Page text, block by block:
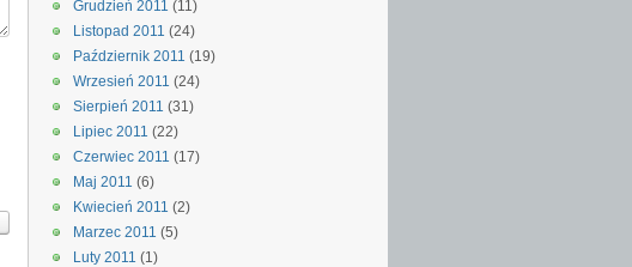
Grudzień 2011 (11)
Listopad 2011 (24)
Październik 2011 (19)
Wrzesień 2011 (24)
Sierpień 2011 (31)
Lipiec 2011 (22)
Czerwiec 2011 (17)
Maj 2011 (6)
Kwiecień 2011 (2)
Marzec 2011 (5)
Luty 2011 (1)